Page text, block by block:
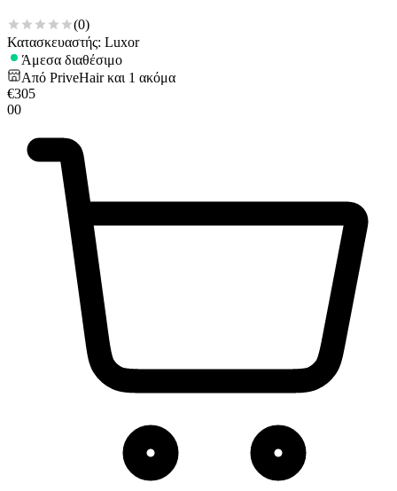
(0)
Κατασκευαστής: Luxor
Άμεσα διαθέσιμο
Από PriveHair και 1 ακόμα
€305
00